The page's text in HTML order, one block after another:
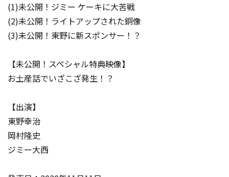
(1)未公開！ジミー ケーキに大苦戦
(2)未公開！ライトアップされた銅像
(3)未公開！東野に新スポンサー！？
【未公開！スペシャル特典映像】
お土産話でいざこざ発生！？
【出演】
東野幸治
岡村隆史
ジミー大西